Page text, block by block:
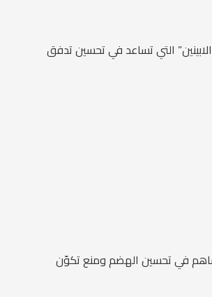
التي تساعد في تحسين تدفق
في تحسين الهضم ومنع تكوّن